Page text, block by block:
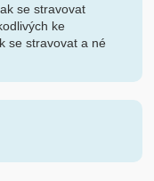
se stravovat
ke
se stravovat a né